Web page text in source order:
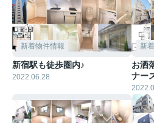
新着物件情報
新宿駅も徒歩圏内♪
2022.06.28
新
お洒
ナー